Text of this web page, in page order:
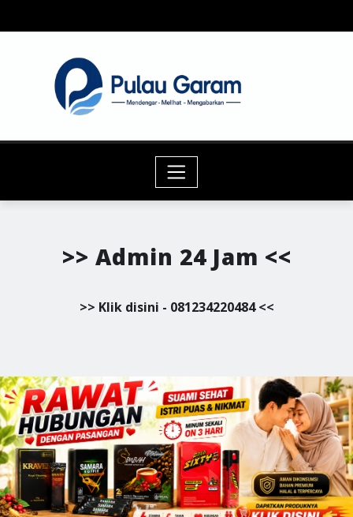
to
>> Admin 24 Jam <<
>> Klik disini - 081234220484 <<